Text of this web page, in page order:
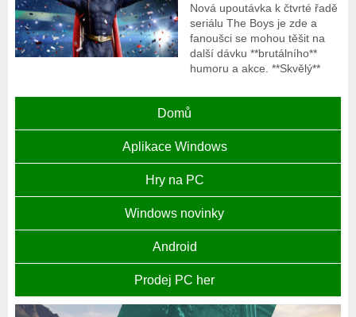
Nová upoutávka k čtvrté řadě
seriálu The Boys je zde a
fanoušci se mohou těšit na
další dávku **brutálního**
humoru a akce. **Skvělý**
Domů
Aplikace Windows
Hry na PC
Windows novinky
Android
Prodej PC her